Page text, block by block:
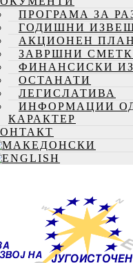
ПРОГРАМА ЗА
ГОДИШНИ
АКЦИОНЕН ПЛАН
ЗАВРШНИ
ФИНАНСИСКИ
ОСТАНАТИ
ЛЕГИСЛАТИВА
ИНФОРМАЦИИ
КАРАКТЕР